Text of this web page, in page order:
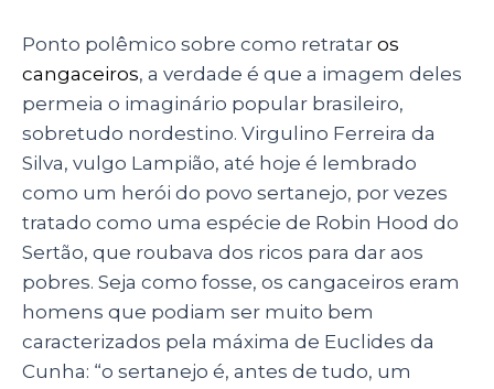
Ponto polêmico sobre como retratar os
cangaceiros, a verdade é que a imagem deles
permeia o imaginário popular brasileiro,
sobretudo nordestino. Virgulino Ferreira da
Silva, vulgo Lampião, até hoje é lembrado
como um herói do povo sertanejo, por vezes
tratado como uma espécie de Robin Hood do
Sertão, que roubava dos ricos para dar aos
pobres. Seja como fosse, os cangaceiros eram
homens que podiam ser muito bem
caracterizados pela máxima de Euclides da
Cunha: “o sertanejo é, antes de tudo, um